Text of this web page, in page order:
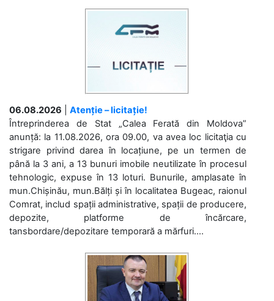
06.08.2026
Atenție – licitație!
Întreprinderea de Stat „Calea Ferată din Moldova”
anunță: la 11.08.2026, ora 09.00, va avea loc licitaţia cu
strigare privind darea în locațiune, pe un termen de
până la 3 ani, a 13 bunuri imobile neutilizate în procesul
tehnologic, expuse în 13 loturi. Bunurile, amplasate în
mun.Chișinău, mun.Bălți și în localitatea Bugeac, raionul
Comrat, includ spații administrative, spații de producere,
depozite, platforme de încărcare,
tansbordare/depozitare temporară a mărfuri....